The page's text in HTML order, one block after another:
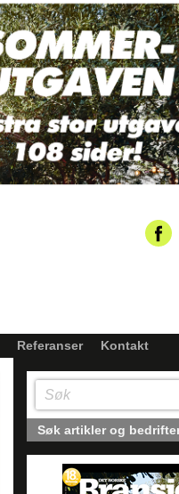
Referanser Kontakt
Søk artikler og